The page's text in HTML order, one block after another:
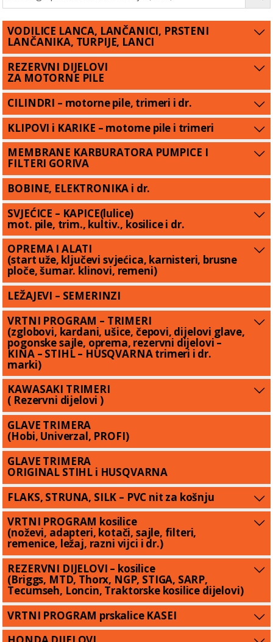
VODILICE LANCA, LANČANICI, PRSTENI
LANČANIKA, TURPIJE, LANCI
REZERVNI DIJELOVI
ZA MOTORNE PILE
CILINDRI – motorne pile, trimeri i dr.
KLIPOVI i KARIKE – motorne pile i trimeri
MEMBRANE KARBURATORA PUMPICE I
FILTERI GORIVA
BOBINE, ELEKTRONIKA i dr.
SVJEĆICE – KAPICE(lulice)
mot. pile, trim., kultiv., kosilice i dr.
OPREMA I ALATI
(start uže, ključevi svjećica, karnisteri, brusne
ploče, šumar. klinovi, remeni)
LEŽAJEVI – SEMERINZI
VRTNI PROGRAM – TRIMERI
(zglobovi, kardani, ušice, čepovi, dijelovi glave,
pogonske sajle, oprema, rezervni dijelovi –
KINA – STIHL – HUSQVARNA trimeri i dr.
marki)
KAWASAKI TRIMERI
( Rezervni dijelovi )
GLAVE TRIMERA
(Hobi, Univerzal, PROFI)
GLAVE TRIMERA
ORIGINAL STIHL i HUSQVARNA
FLAKS, STRUNA, SILK – PVC nit za košnju
VRTNI PROGRAM kosilice
(noževi, adapteri, kotači, sajle, filteri,
remenice, ležaj, razni vijci i dr.)
REZERVNI DIJELOVI – kosilice
(Briggs, MTD, Thorx, NGP, STIGA, SARP,
Tecumseh, Loncin, Traktorske kosilice dijelovi)
VRTNI PROGRAM prskalice KASEI